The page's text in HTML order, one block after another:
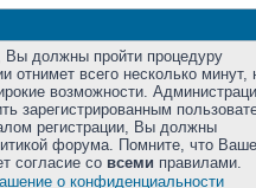
должны пройти процедуру
отнимет всего несколько минут,
возможности.
зарегистрированным
регистрации, Вы должны
форума. Помните, что Ваше
согласие со всеми правилами.
о конфиденциальности